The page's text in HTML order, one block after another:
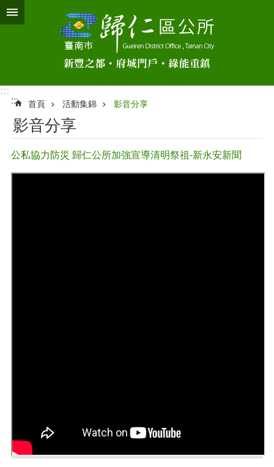
跳到主要內容區塊
:::
:::
首頁 活動集錦 影音分享
影音分享
公私協力防災 歸仁公所加強宣導清明祭祖-新永安新聞